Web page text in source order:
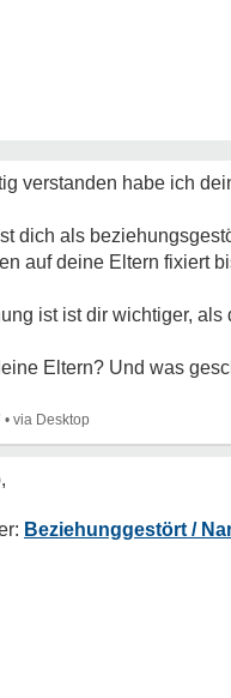
verstanden habe ich
dich als
auf deine Eltern fixiert
ist ist dir wichtiger,
Eltern? Und was
•
Beziehunggestört /